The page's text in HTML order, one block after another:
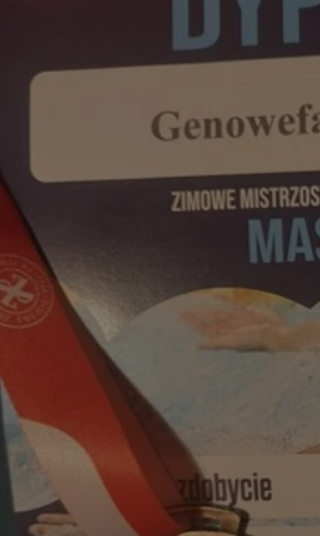
Ten plik cookie przechowuje identyfikator sesji.
Ten plik cookie jest używany do celów
uwierzytelniania i bezpieczeństwa, zapewniając, że
zabezpieczone, jak poruszać się przez witrynę
internetową lub interakcji z jej usług.
Ten plik cookie służy do rozróżniania ludzi i botów.
Jest to korzystne dla strony internetowej, ponieważ
umożliwia tworzenie ważnych raportów na temat
korzystania z jej witryny internetowej.
Ten plik cookie służy do rozróżniania ludzi i botów.
Jest to korzystne dla strony internetowej, ponieważ
umożliwia tworzenie ważnych raportów na temat
korzystania z jej witryny internetowej.
Ten plik cookie jest używany do przechowywania
zgody użytkownika i wyboru prywatności dla ich
interakcji z witryną. Rejestruje dane dotyczące
zgody odwiedzającego na różne polityki i
ustawienia prywatności, zapewniając, że ich
preferencje zostaną uhonorowane w przyszłych
sesjach.
Ten plik cookie jest używany przez usługę Cookie-